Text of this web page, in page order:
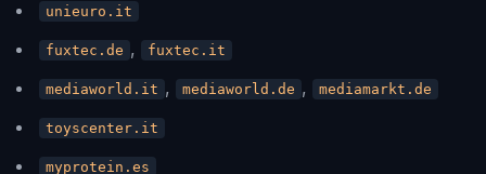
unieuro.it
fuxtec.de , fuxtec.it
mediaworld.it , mediaworld.de , mediamarkt.de
toyscenter.it
myprotein.es